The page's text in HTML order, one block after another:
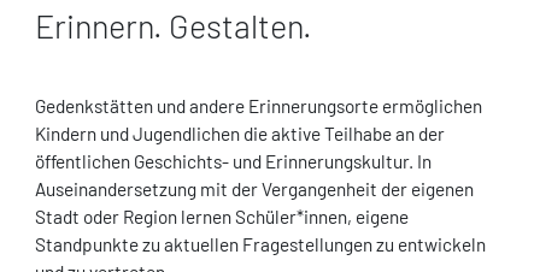
Erinnern. Gestalten.
Gedenkstätten und andere Erinnerungsorte ermöglichen
Kindern und Jugendlichen die aktive Teilhabe an der
öffentlichen Geschichts- und Erinnerungskultur. In
Auseinandersetzung mit der Vergangenheit der eigenen
Stadt oder Region lernen Schüler*innen, eigene
Standpunkte zu aktuellen Fragestellungen zu entwickeln